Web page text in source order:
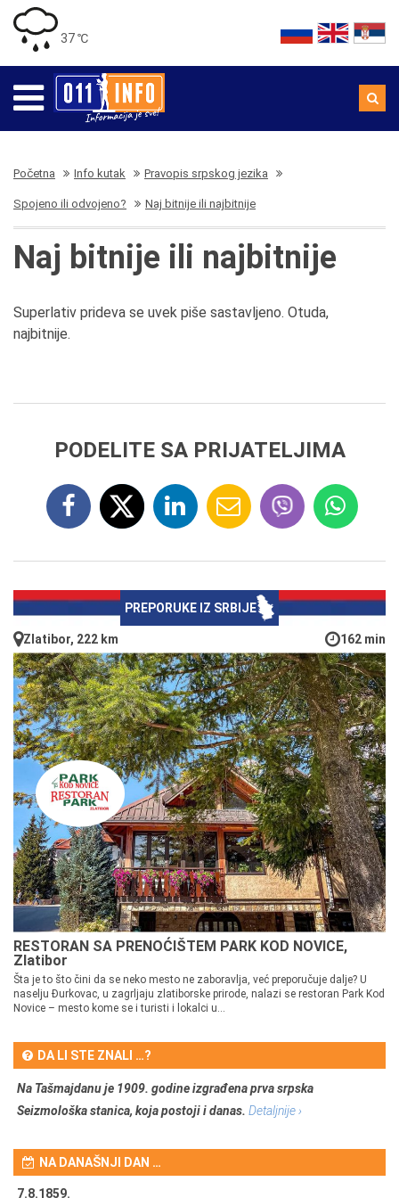
37 ℃
Početna Info kutak Pravopis srpskog jezika
Spojeno ili odvojeno? Naj bitnije ili najbitnije
Naj bitnije ili najbitnije
Superlativ prideva se uvek piše sastavljeno. Otuda,
najbitnije.
PODELITE SA PRIJATELJIMA
PREPORUKE IZ SRBIJE
Zlatibor, 222 km 162 min
RESTORAN SA PRENOĆIŠTEM PARK KOD NOVICE,
Zlatibor
Šta je to što čini da se neko mesto ne zaboravlja, već preporučuje dalje? U
naselju Đurkovac, u zagrljaju zlatiborske prirode, nalazi se restoran Park Kod
Novice – mesto kome se i turisti i lokalci u...
DA LI STE ZNALI …?
Na Tašmajdanu je 1909. godine izgrađena prva srpska
Seizmološka stanica, koja postoji i danas. Detaljnije ›
NA DANAŠNJI DAN …
7.8.1859.